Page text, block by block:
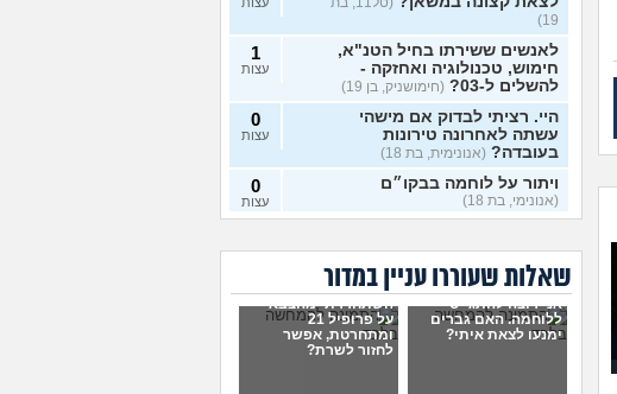
19)
לאנשים ששירתו בחיל הטנ"א,
חימוש, טכנולוגיה ואחזקה -
להשלים ל-03?
(חימושניק, בן 19)
1
עצות
היי. רציתי לבדוק אם מישהי
עשתה לאחרונה טירונות
בעובדה? (אנונימית, בת 18)
0
עצות
ויתור על לוחמה בבקו״ם
(אנונימי, בת 18)
0
עצות
לצאת מהצבא על נפשי (יוני, בן
19)
5
עצות
(ככככ, בן
שאלות שעוררו עניין במדור
אני רוצה להתגייס
ללוחמה. האם גברים
ימנעו לצאת איתי?
השתחררתי מהצבא
על פרופיל 21
ומתחרטת, אפשר
לחזור לשרת?